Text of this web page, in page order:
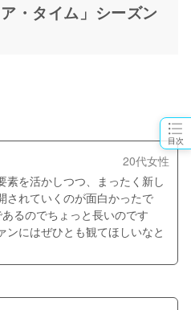
目次
・タイム」シーズン
20代女性
素を活かしつつ、まったく新し
されていくのが面白かったで
るのでちょっと長いのです
ンにはぜひとも観てほしいなと